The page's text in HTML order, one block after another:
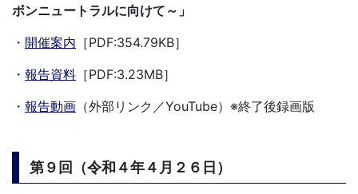
ボンニュートラルに向けて～」
・ 開催案内 ［PDF:354.79KB］
・ 報告資料 ［PDF:3.23MB］
・ 報告動画 （外部リンク／YouTube）※終了後録画版
第９回（令和４年４月２６日）